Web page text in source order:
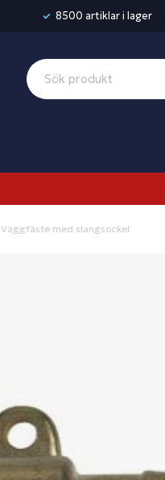
8500 artiklar i lager
Väggfäste med slangsockel